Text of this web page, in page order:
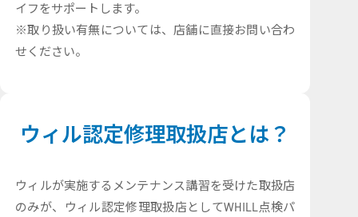
イフをサポートします。
※取り扱い有無については、店舗に直接お問い合わ
せください。
ウィル認定修理取扱店とは？
ウィルが実施するメンテナンス講習を受けた取扱店
のみが、ウィル認定修理取扱店としてWHILL点検パ